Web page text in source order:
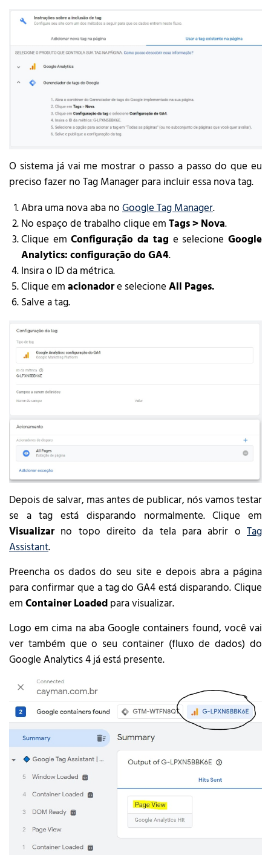
O sistema já vai me mostrar o passo a passo do que eu
preciso fazer no Tag Manager para incluir essa nova tag.
Abra uma nova aba no Google Tag Manager.
No espaço de trabalho clique em Tags > Nova.
Clique emConfiguração da tag e selecioneGoogle
Analytics: configuração do GA4.
Insira o ID da métrica.
Clique em acionadore selecione All Pages.
Salve a tag.
Depois de salvar, mas antes de publicar, nós vamos testar
se a tag está disparando normalmente. Clique em
Visualizarno topo direito da tela para abrir o Tag
Assistant.
Preencha os dados do seu site e depois abra a página
para confirmar que a tag do GA4 está disparando. Clique
em Container Loaded para visualizar.
Logo em cima na aba Google containers found, você vai
ver também que o seu container (fluxo de dados) do
Google Analytics 4 já está presente.